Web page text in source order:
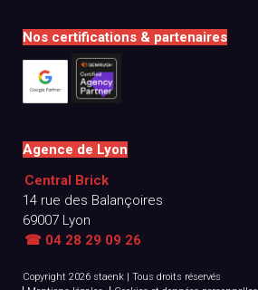
Nos certifications & partenaires
Agence de Lyon
Central Brick
14 rue des Balançoires
69007 Lyon
☎ 04 28 29 09 26
Copyright 2026 staenk
Tous droits réservés